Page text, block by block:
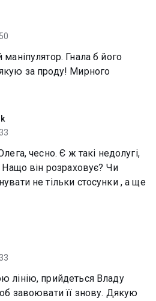
Гнала б його
за проду! Мирного
чесно. Є ж такі недолугі,
Нащо він розраховує? Чи
не тільки стосунки , а ще
лінію, прийдеться Владу
завоювати її знову. Дякую